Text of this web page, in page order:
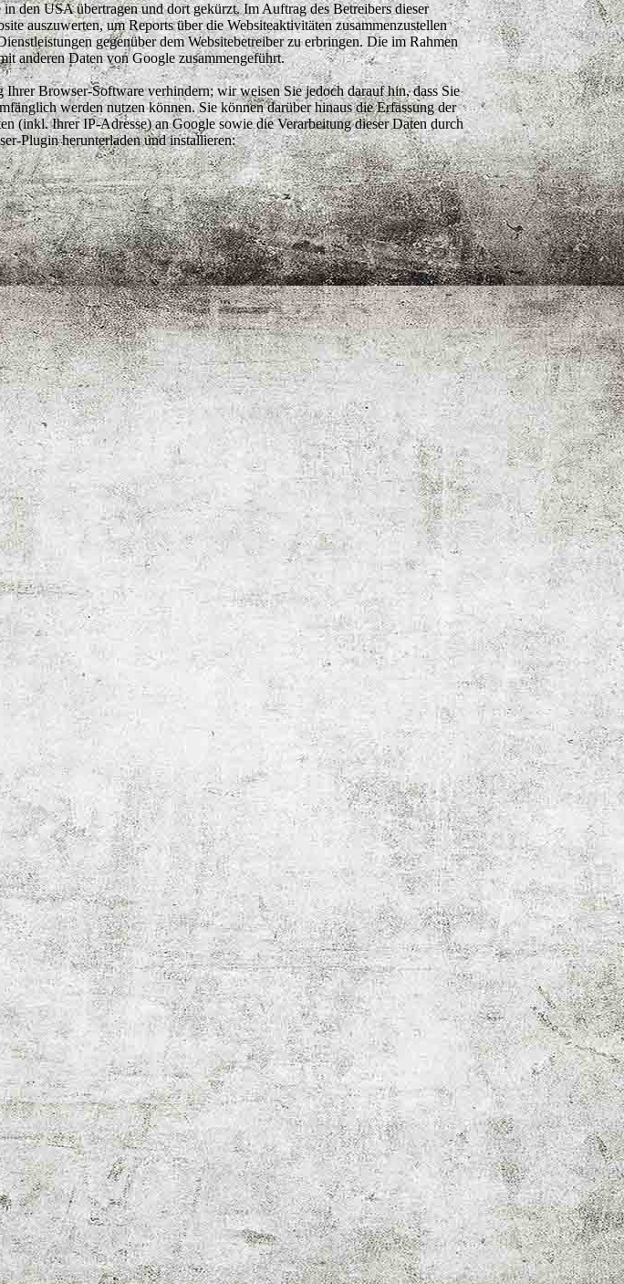
den USA übertragen und dort gekürzt. Im Auftrag des Betreibers dieser
auszuwerten, um Reports über die Websiteaktivitäten zusammenzustellen
gegenüber dem Websitebetreiber zu erbringen. Die im Rahmen
anderen Daten von Google zusammengeführt.
Browser-Software verhindern; wir weisen Sie jedoch darauf hin, dass Sie
werden nutzen können. Sie können darüber hinaus die Erfassung der
(inkl. Ihrer IP-Adresse) an Google sowie die Verarbeitung dieser Daten durch
Plugin herunterladen und installieren: